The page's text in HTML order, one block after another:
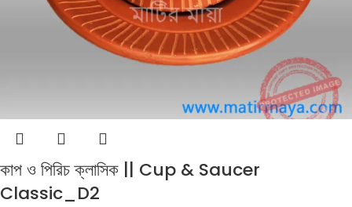
কাপ ও পিরিচ ক্লাসিক || Cup & Saucer
Classic_D2